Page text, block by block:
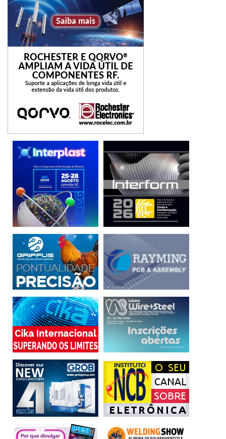
sentido, como a proposta que permite que as empresas
utilizem o benefício fiscal em exercícios subsequentes, e
não apenas no ano seguinte, além da ampliação das
possibilidades de investimento em PD&I que podem ser
abatidas dos impostos a pagar. O Projeto de Lei Nº 4944
(2020), que tem como autora a deputada Luisa Canziani e
como relator o deputado Vitor Lippi, prevê essas e outras
modificações, mas ainda não foi julgado.
É fato que Ciência, Tecnologia e Inovação se tornaram
sinônimos de competitividade econômica e modernidade,
na medida em que os países em desenvolvimento buscam
diversificar suas economias e torná-las mais fortes em
conhecimento. Por isso, é imperativo que o Governo
Federal e o Congresso Nacional, na figura do novo
Presidente da República e dos novos senadores e
deputados federais que serão eleitos (ou reeleitos) em
breve, estejam dispostos a empreender mudanças
urgentes na política nacional de Ciência, Tecnologia e
Inovação — especialmente na Lei do Bem, que pode
beneficiar um número muito maior de iniciativas nacionais
e ampliar a competitividade brasileira no cenário global,
cada vez mais disputado.
(*) O autor é diretor de Operações da consultoria G.A.C.
Brasil.
atividades benefícios
Desenvolvimento divulgação
estímulo Inovação intensificar
MCTI regime sustentável